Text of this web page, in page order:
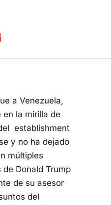
a Venezuela,
en la mirilla de
establishment
y no ha dejado
múltiples
Donald Trump
de su asesor
del